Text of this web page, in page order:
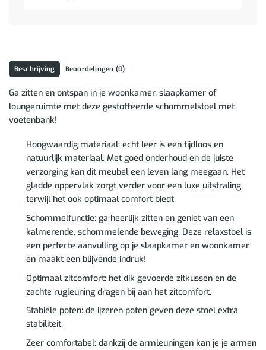
Beschrijving Beoordelingen (0)
Ga zitten en ontspan in je woonkamer, slaapkamer of
loungeruimte met deze gestoffeerde schommelstoel met
voetenbank!
Hoogwaardig materiaal: echt leer is een tijdloos en
natuurlijk materiaal. Met goed onderhoud en de juiste
verzorging kan dit meubel een leven lang meegaan. Het
gladde oppervlak zorgt verder voor een luxe uitstraling,
terwijl het ook optimaal comfort biedt.
Schommelfunctie: ga heerlijk zitten en geniet van een
kalmerende, schommelende beweging. Deze relaxstoel is
een perfecte aanvulling op je slaapkamer en woonkamer
en maakt een blijvende indruk!
Optimaal zitcomfort: het dik gevoerde zitkussen en de
zachte rugleuning dragen bij aan het zitcomfort.
Stabiele poten: de ijzeren poten geven deze stoel extra
stabiliteit.
Zeer comfortabel: dankzij de armleuningen kan je je armen